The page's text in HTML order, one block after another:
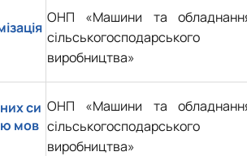
ОНП «Машини та
сільськогосподарського
виробництва»
си
мов
ОНП «Машини та
сільськогосподарського
виробництва»